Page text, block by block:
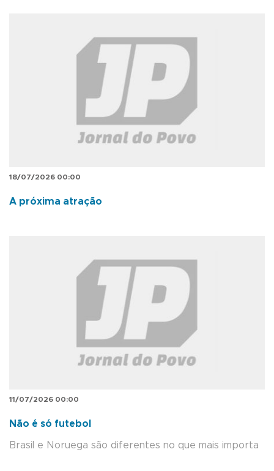
18/07/2026 00:00
A próxima atração
11/07/2026 00:00
Não é só futebol
Brasil e Noruega são diferentes no que mais importa